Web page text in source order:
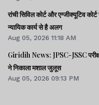
रांची सिविल कोर्ट और एग्जीक्यूटिव
न्यायिक कार्य से है अलग
Aug 05, 2026 11:18 AM
Giridih News: JPSC-JSSC
ने निकाला मशाल जुलूस
Aug 05, 2026 09:13 PM